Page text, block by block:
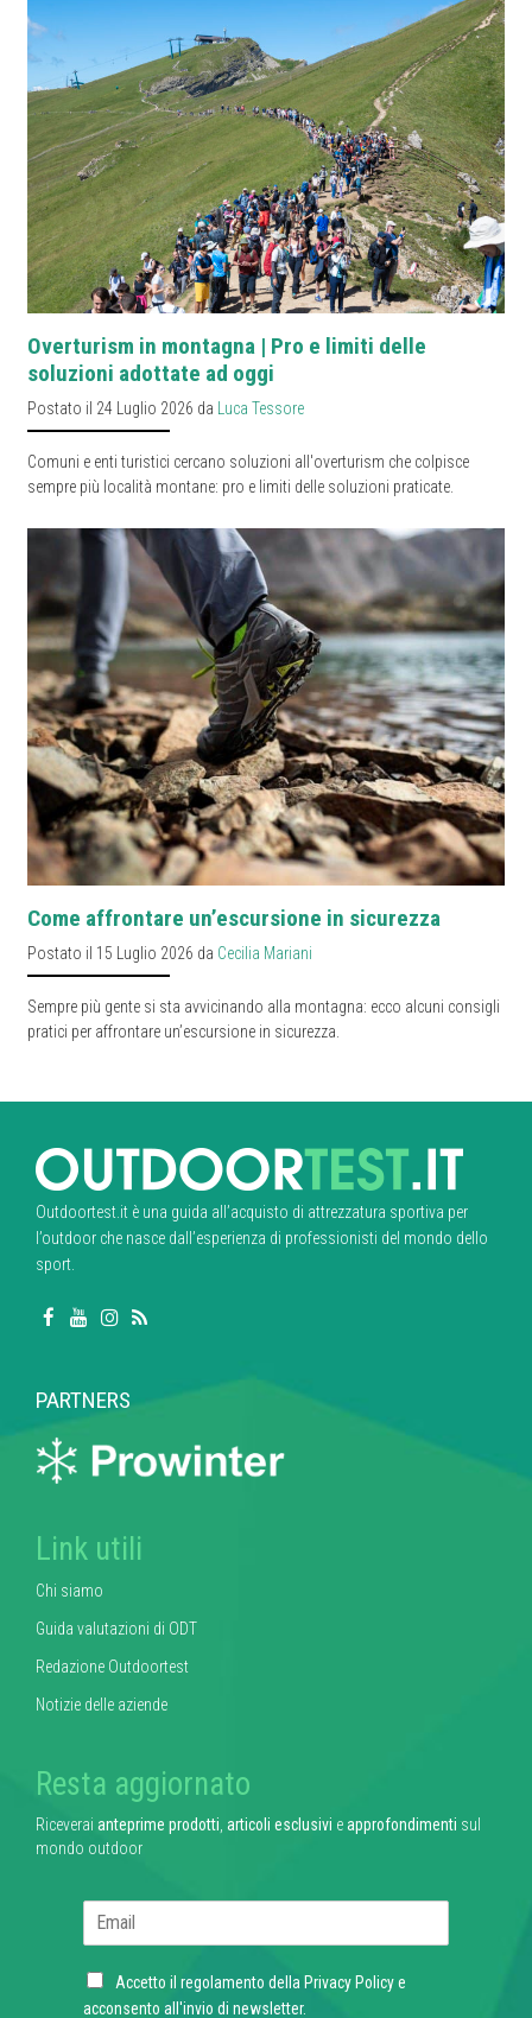
Overturism in montagna | Pro e limiti delle
soluzioni adottate ad oggi
Postato il 24 Luglio 2026 da Luca Tessore
Comuni e enti turistici cercano soluzioni all'overturism che colpisce
sempre più località montane: pro e limiti delle soluzioni praticate.
Come affrontare un’escursione in sicurezza
Postato il 15 Luglio 2026 da Cecilia Mariani
Sempre più gente si sta avvicinando alla montagna: ecco alcuni consigli
pratici per affrontare un’escursione in sicurezza.
Outdoortest.it è una guida all’acquisto di attrezzatura sportiva per
l’outdoor che nasce dall’esperienza di professionisti del mondo dello
sport.
PARTNERS
Link utili
Chi siamo
Guida valutazioni di ODT
Redazione Outdoortest
Notizie delle aziende
Resta aggiornato
Riceverai anteprime prodotti articoli esclusivi eapprofondimenti sul
mondo outdoor
l
C
h
Accetto il regolamento della Privacy Policye
acconsento all'invio di newsletter.